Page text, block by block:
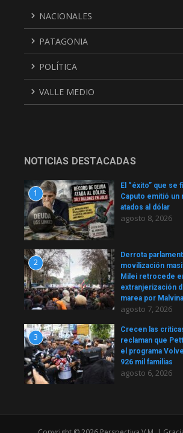
NACIONALES
PATAGONIA
POLÍTICA
VALLE MEDIO
NOTICIAS DESTACADAS
1
El “éxito” que se
Caputo emitió
atados al dólar
agosto 8, 2026
2
Derrota
movilización
Milei retrocede
extranjerización
marea por
agosto 7, 2026
3
Crecen las
reclaman que
el programa
926 mil familias
agosto 6, 2026